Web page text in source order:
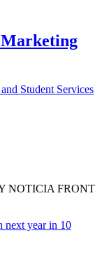
Marketing
Student Services
NOTICIA FRONT
next year in 10